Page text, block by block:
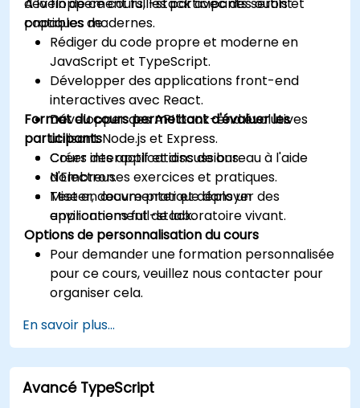
pratiques modernes.
capables de :
Rédiger du code propre et moderne en
JavaScript et TypeScript.
Développer des applications front-end
interactives avec React.
Développer des API back-end évolutives
utilisant Node.js et Express.
Créer des applications de bureau à l'aide
d'Electron.
Tester, documenter et déployer des
applications full-stack.
Format du cours permettant d'évaluer les
participants
Cours interactif et discussions.
Nombreuses exercices et pratiques.
Mise en œuvre pratique dans un
environnement de laboratoire vivant.
Options de personnalisation du cours
Pour demander une formation personnalisée
pour ce cours, veuillez nous contacter pour
organiser cela.
En savoir plus...
Avancé TypeScript